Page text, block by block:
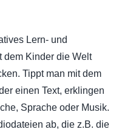
Lern- und
dem Kinder die Welt
Tippt man mit dem
einen Text, erklingen
Sprache oder Musik.
ab, die z.B. die